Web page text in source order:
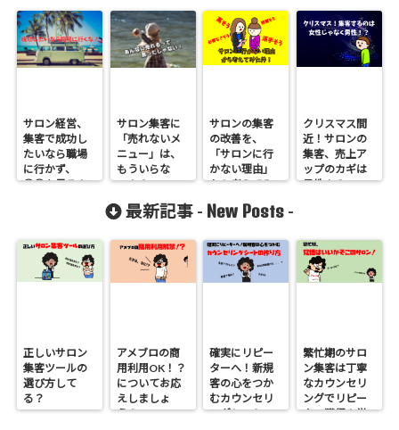
サロン経営、
集客で成功し
たいなら職場
に行かず、
○○を見ろ！
サロン集客に
「売れないメ
ニュー」は、
もういらな
い！？
サロンの集客
の改善を、
「サロンに行
かない理由」
から考えてみ
クリスマス間
近！サロンの
集客、売上ア
ップのカギは
男性！？
最新記事 - New Posts -
正しいサロン
集客ツールの
選び方して
る？
アメブロの商
用利用OK！？
についてお応
えしましょ
う！
確実にリピー
ターへ！新規
客の心をつか
むカウンセリ
ングシートの
繁忙期のサロ
ン集客は丁寧
なカウンセリ
ングでリピー
ター獲得！覚